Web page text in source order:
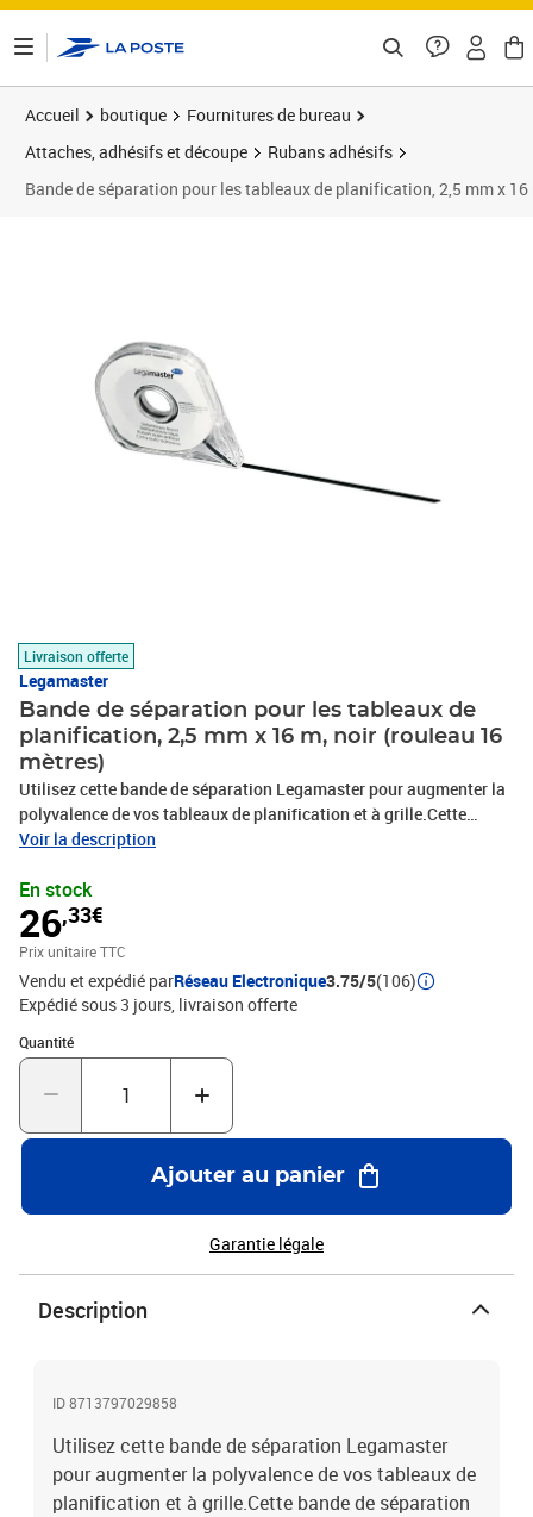
Accueil boutique
Fournitures de bureau
Attaches, adhésifs et découpe
Rubans adhésifs
Bande de séparation pour les tableaux de planification, 2,5 mm x
Livraison offerte
Legamaster
Bande de séparation pour les tableaux de
planification, 2,5 mm x 16 m, noir (rouleau 16
mètres)
Utilisez cette bande de séparation Legamaster pour augmenter la
polyvalence de vos tableaux de planification et à grille.Cette
bande de séparation Legamaster offre une solution rapide et
rangées à leurs tableaux de planification, permettant ainsi plus de
polyvalence. Cette bande de séparation noire auto-adhésive est un
accessoire utile pour les tableaux à grille et de planification.
Disponible en plusieurs couleurs, la bande de séparation est idéale
pour les bureaux qui ont à traiter d'importants volumes.Bande de
séparation pour les tableaux de planificationAuto-adhésives
Dimensions : 2,5 mm x 16 mCouleur : NoirVideo"
Voir la description
En stock
26,33€
Prix unitaire TTC
Vendu et expédié parRéseau Electronique3.75/5(106)
Expédié sous 3 jours livraison offerte
Quantité
Quantité : 1
Ajouter au panier
Garantie légale
Description
ID 8713797029858
Utilisez cette bande de séparation Legamaster
pour augmenter la polyvalence de vos tableaux de
planification et à grille.Cette bande de séparation